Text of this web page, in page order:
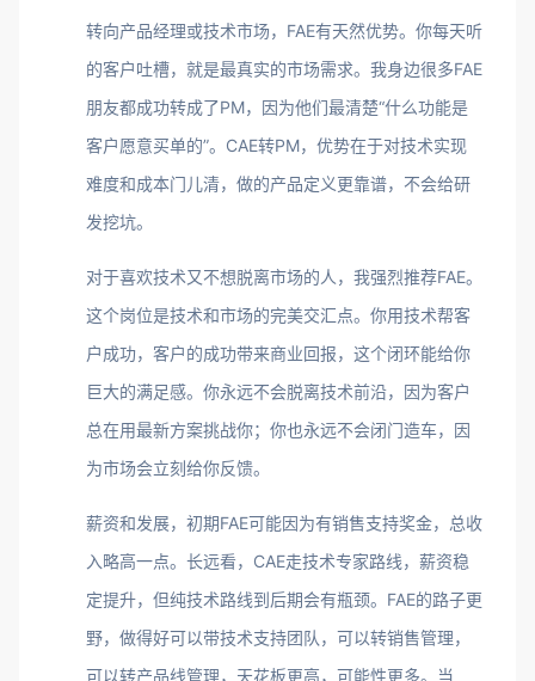
转向产品经理或技术市场，FAE有天然优势。你每天听
的客户吐槽，就是最真实的市场需求。我身边很多FAE
朋友都成功转成了PM，因为他们最清楚“什么功能是
客户愿意买单的”。CAE转PM，优势在于对技术实现
难度和成本门儿清，做的产品定义更靠谱，不会给研
发挖坑。
对于喜欢技术又不想脱离市场的人，我强烈推荐FAE。
这个岗位是技术和市场的完美交汇点。你用技术帮客
户成功，客户的成功带来商业回报，这个闭环能给你
巨大的满足感。你永远不会脱离技术前沿，因为客户
总在用最新方案挑战你；你也永远不会闭门造车，因
为市场会立刻给你反馈。
薪资和发展，初期FAE可能因为有销售支持奖金，总收
入略高一点。长远看，CAE走技术专家路线，薪资稳
定提升，但纯技术路线到后期会有瓶颈。FAE的路子更
野，做得好可以带技术支持团队，可以转销售管理，
可以转产品线管理，天花板更高，可能性更多。当